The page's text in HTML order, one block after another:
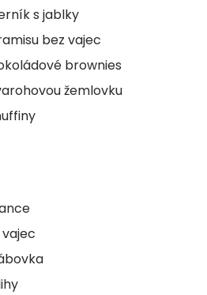
s jablky
bez vajec
brownies
žemlovku